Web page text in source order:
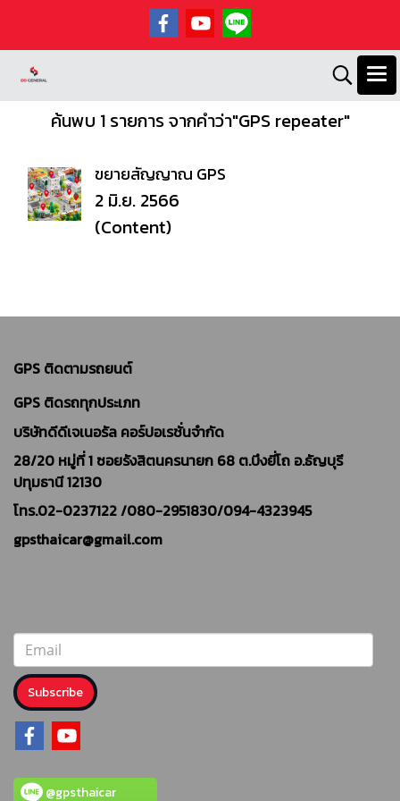
ค้นพบ 1 รายการ จากคำว่า"GPS repeater"
ขยายสัญญาณ GPS
2 มิ.ย. 2566
(Content)
GPS ติดตามรถยนต์
GPS ติดรถทุกประเภท
บริษัทดีดีเจเนอรัล คอร์ปอเรชั่นจำกัด
28/20 หมู่ที่ 1 ซอยรังสิตนครนายก 68 ต.บึงยี่โถ อ.ธัญบุรี
ปทุมธานี 12130
โทร.02-0237122 /080-2951830/094-4323945
gpsthaicar@gmail.com
Subscribe
@gpsthaicar